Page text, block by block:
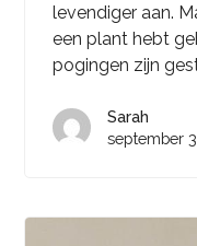
levendiger aan.
een plant hebt
pogingen zijn
Sarah
september